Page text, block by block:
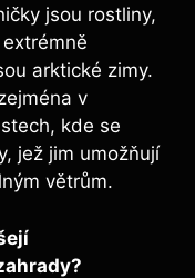
jsou rostliny,
arktické zimy.
v
kde se
jež jim umožňují
větrům.